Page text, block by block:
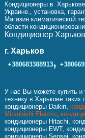
Кондиционеры в
Украине., установка,
Магазин климатической
области
Кондиционер Харьков
г. Харьков
+380683388913,
У нас Вы можете купить и
технику в Харькове таких
кондиционеры Daikin,
Mitsubishi Electric,
кондиционеры Hitachi,
кондиционеры EWT,
кондиционеры Sensei,